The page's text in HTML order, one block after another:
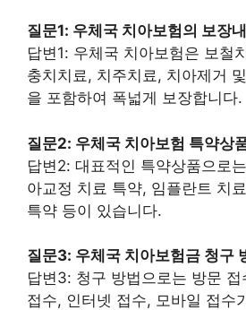
질문1: 우체국 치아보험의 보장
답변1: 우체국 치아보험은 보철
충치치료, 치주치료, 치아제거
을 포함하여 폭넓게 보장합니다.
질문2: 우체국 치아보험 특약상
답변2: 대표적인 특약상품으로
아교정 치료 특약, 임플란트 치
특약 등이 있습니다.
질문3: 우체국 치아보험금 청구
답변3: 청구 방법으로는 방문
접수, 인터넷 접수, 모바일 접수